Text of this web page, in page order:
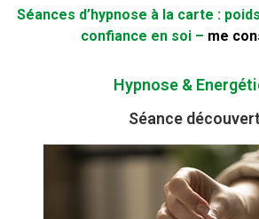
Séances d’hypnose à la carte :
confiance en soi – me
Hypnose &
Séance